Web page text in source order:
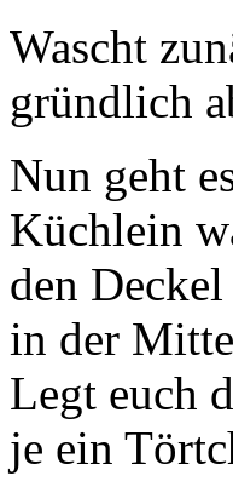
Wascht
gründlich
Nun geht
Küchlein
den
in der
Legt euch
je ein